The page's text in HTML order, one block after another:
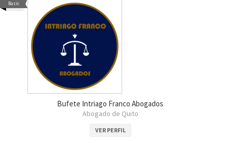
Basic
Bufete Intriago Franco Abogados
Abogado de Quito
VER PERFIL